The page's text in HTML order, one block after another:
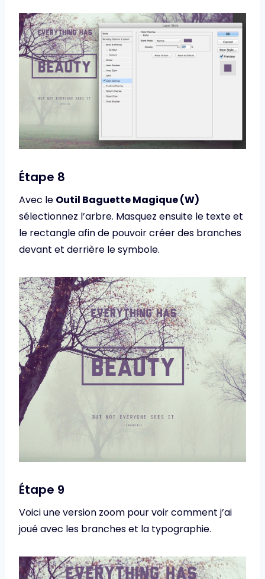
Étape 8
Avec le Outil Baguette Magique (W)
sélectionnez l’arbre. Masquez ensuite le texte et
le rectangle afin de pouvoir créer des branches
devant et derrière le symbole.
Étape 9
Voici une version zoom pour voir comment j’ai
joué avec les branches et la typographie.